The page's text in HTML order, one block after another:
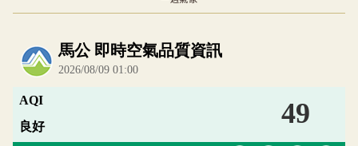
內嵌空氣品質小工具為視覺預覽，完整即時空